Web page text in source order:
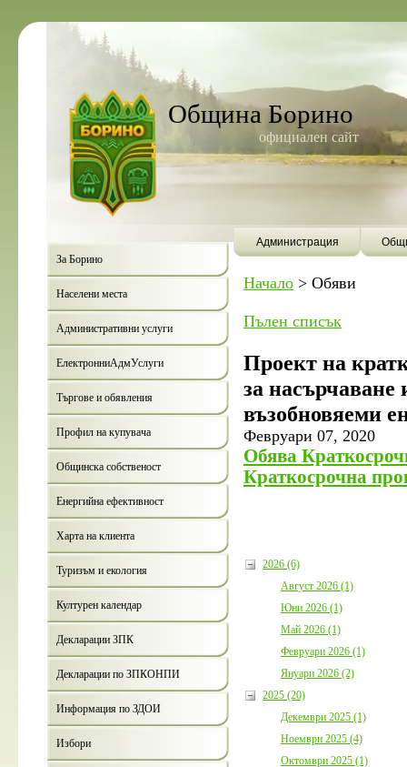
Община Борино
официален сайт
Администрация
За Борино
Населени места
Административни услуги
ЕлектронниАдмУслуги
Търгове и обявления
Профил на купувача
Общинска собственост
Енергийна ефективност
Харта на клиента
Туризъм и екология
Културен календар
Декларации ЗПК
Декларации по ЗПКОНПИ
Информация по ЗДОИ
Избори
Начало > Обяви
Пълен списък
Проект на
за насърчаване
възобновяеми
Февруари 07, 2020
Обява
Краткосрочна
2026 (6)
Август 2026 (1)
Юни 2026 (1)
Май 2026 (1)
Февруари 2026 (1)
Януари 2026 (2)
2025 (20)
Декември 2025 (1)
Ноември 2025 (4)
Октомври 2025 (1)